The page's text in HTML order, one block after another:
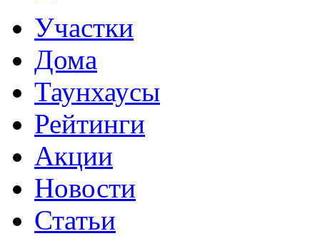
Участки
Дома
Таунхаусы
Рейтинги
Акции
Новости
Статьи